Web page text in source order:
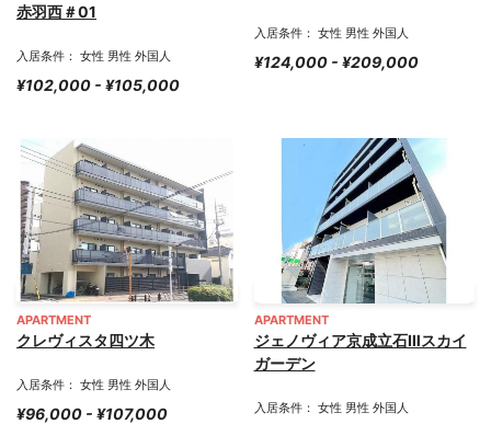
赤羽西＃01
入居条件： 女性 男性 外国人
¥102,000 - ¥105,000
入居条件： 女性 男性 外国人
¥124,000 - ¥209,000
APARTMENT
クレヴィスタ四ツ木
入居条件： 女性 男性 外国人
¥96,000 - ¥107,000
APARTMENT
ジェノヴィア京成立石Ⅲスカイ
ガーデン
入居条件： 女性 男性 外国人